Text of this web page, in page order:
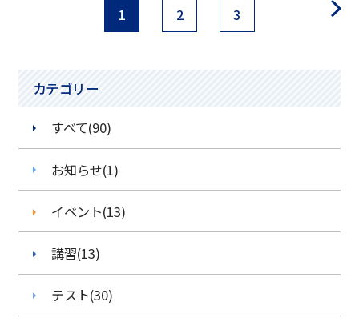
カテゴリー
すべて(90)
お知らせ(1)
イベント(13)
講習(13)
テスト(30)
1 2 3